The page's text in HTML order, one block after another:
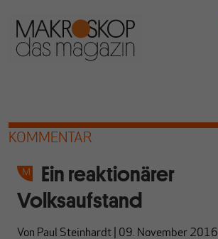
KOMMENTAR
Ein reaktionärer
Volksaufstand
Von Paul Steinhardt 09. November 2016